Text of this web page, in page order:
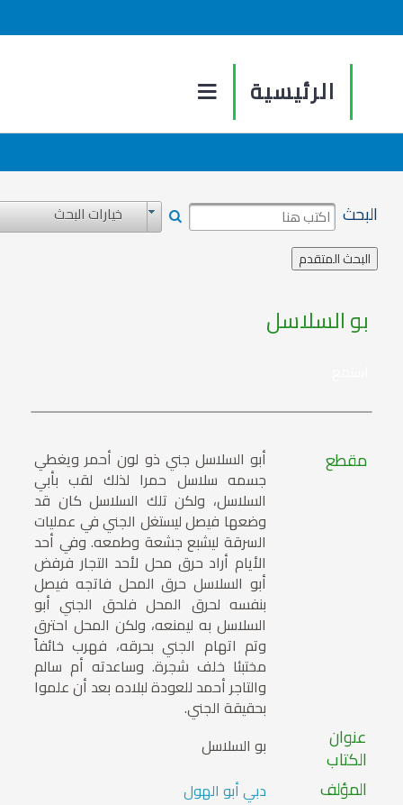
الرئيسية
البحث خيارات البحث
بو السلاسل
مقطع أبو السلاسل جني ذو لون أحمر ويغطي
جسمه سلاسل حمرا لذلك لقب بأبي
السلاسل، ولكن تلك السلاسل كان قد
وضعها فيصل ليستغل الجني في عمليات
السرقة ليشبع جشعة وطمعه. وفي أحد
الأيام أراد حرق محل لأحد التجار فرفض
أبو السلاسل حرق المحل فاتجه فيصل
بنفسه لحرق المحل فلحق الجني أبو
السلاسل به ليمنعه، ولكن المحل احترق
وتم اتهام الجني بحرقه، فهرب خائفاً
مختبئا خلف شجرة. وساعدته أم سالم
والتاجر أحمد للعودة لبلاده بعد أن علموا
بحقيقة الجني.
عنوان
الكتاب بو السلاسل
المؤلف دبي أبو الهول